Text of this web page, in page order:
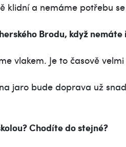
klidní a nemáme potřebu
Brodu, když
vlakem. Je to časově
jaro bude doprava už
Chodíte do stejné?